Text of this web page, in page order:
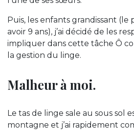
Puis, les enfants grandissant (le
avoir 9 ans), j’ai décidé de les
impliquer dans cette tâche Ô
la gestion du linge.
Malheur à moi.
Le tas de linge sale au sous sol
montagne et j’ai rapidement